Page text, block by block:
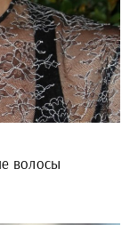
волосы